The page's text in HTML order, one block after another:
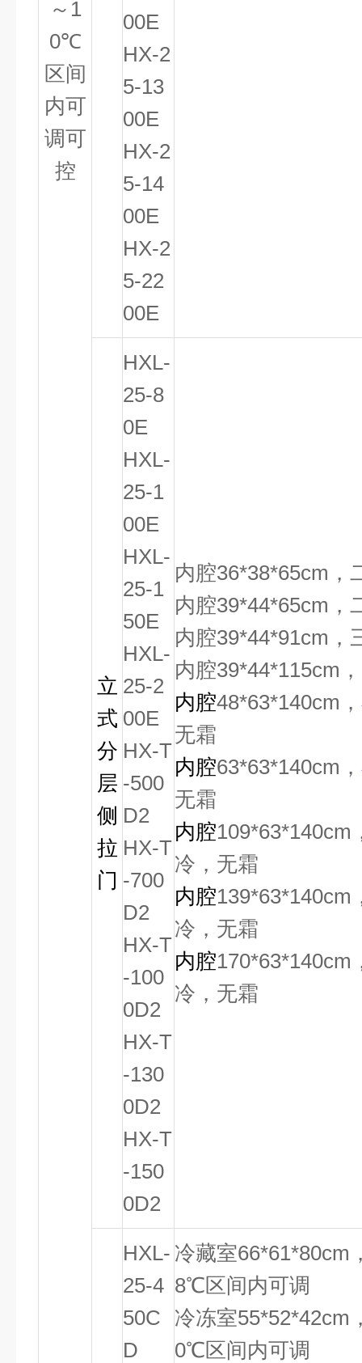
～ 1
0℃
区间
内可
调可
控
00E
HX-2
5-13
00E
HX-2
5-14
00E
HX-2
5-22
00E
立
式
分
层
侧
拉
门
HXL-
25-8
0E
HXL-
25-1
00E
HXL-
25-1
50E
HXL-
25-2
00E
HX-T
-500
D2
HX-T
-700
D2
HX-T
-100
0D2
HX-T
-130
0D2
HX-T
-150
0D2
内腔36*38*65cm，
内腔39*44*65cm，
内腔39*44*91cm，
内腔39*44*115cm
内腔48*63*140cm ，
无霜
内腔63*63*140cm ，
无霜
内腔109*63*140cm
冷，无霜
内腔139*63*140cm
冷，无霜
内腔170*63*140cm
冷，无霜
HXL-
25-4
50C
D
冷藏室
8℃区间内可调
冷冻室
0℃区间内可调